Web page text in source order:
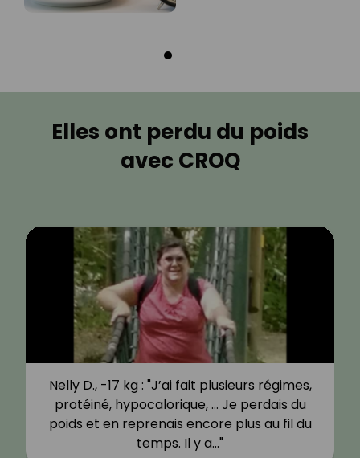
Elles ont perdu du poids
avec CROQ
Nelly D., -17 kg : "J’ai fait plusieurs régimes,
protéiné, hypocalorique, … Je perdais du
poids et en reprenais encore plus au fil du
temps. Il y a…"